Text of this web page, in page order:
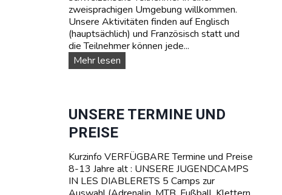
A
M
P
I
N
D
S
C
E
I
Z
zweisprachigen Umgebung willkommen.
Unsere Aktivitäten finden auf Englisch
(hauptsächlich) und Französisch statt und
die Teilnehmer können jede...
Mehr lesenU
n
r
e
A
V
E
UNSERE TERMINE UND
PREISE
Kurzinfo VERFÜGBARE Termine und Preise
8-13 Jahre alt : UNSERE JUGENDCAMPS
IN LES DIABLERETS 5 Camps zur